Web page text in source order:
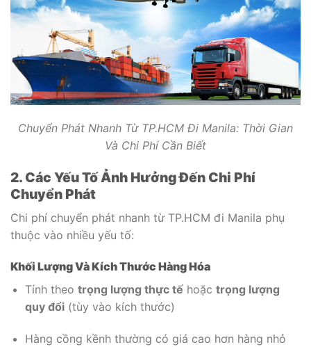
Chuyển Phát Nhanh Từ TP.HCM Đi Manila: Thời Gian
Và Chi Phí Cần Biết
2. Các Yếu Tố Ảnh Hưởng Đến Chi Phí
Chuyển Phát
Chi phí chuyển phát nhanh từ TP.HCM đi Manila phụ
thuộc vào nhiều yếu tố:
Khối Lượng Và Kích Thước Hàng Hóa
Tính theo trọng lượng thực tếhoặc trọng lượng
quy đổi(tùy vào kích thước)
Hàng cồng kềnh thường có giá cao hơn hàng nhỏ